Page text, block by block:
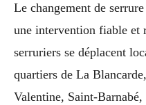
Le changement de
une intervention fiable et
serruriers se déplacent
quartiers de La
Valentine, Saint-Barnabé,